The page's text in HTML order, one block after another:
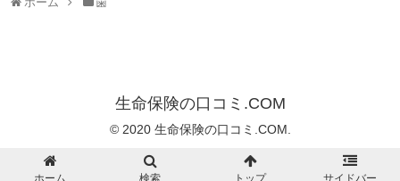
生命保険の口コミ.COM
© 2020 生命保険の口コミ.COM.
ホーム 検索 トップ サイドバー